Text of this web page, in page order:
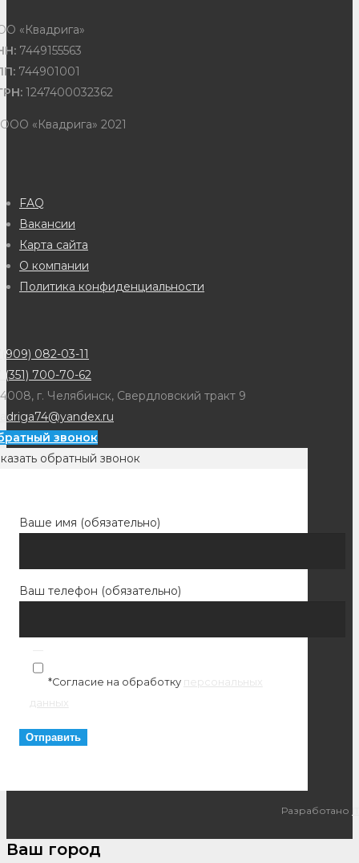
«Квадрига»
7449155563
744901001
1247400032362
«Квадрига» 2021
FAQ
Вакансии
Карта сайта
О компании
Политика конфиденциальности
082-03-11
(351) 700-70-62
г. Челябинск, Свердловский тракт 9
звонок
обратный звонок
Ваше имя (обязательно)
Ваш телефон (обязательно)
*Согласие на обработку персональных
данных
Разработано
Ваш город